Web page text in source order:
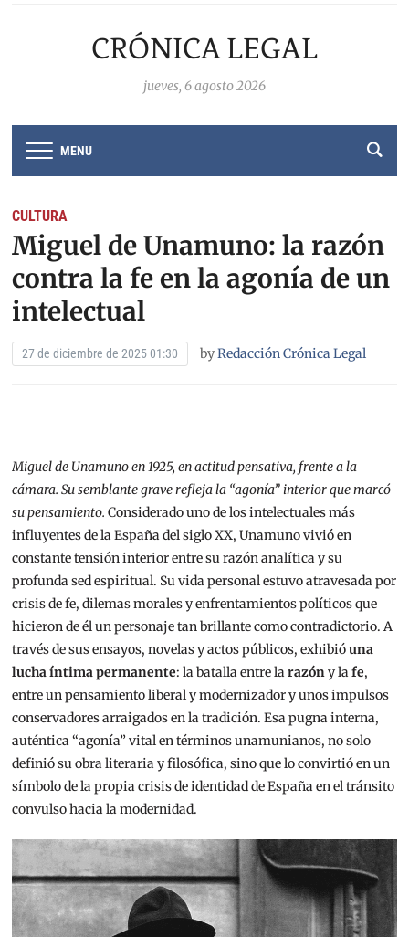
CRÓNICA LEGAL
jueves, 6 agosto 2026
MENU
CULTURA
Miguel de Unamuno: la razón
contra la fe en la agonía de un
intelectual
27 de diciembre de 2025 01:30 byRedacción Crónica Legal
Miguel de Unamuno en 1925, en actitud pensativa, frente a la
cámara. Su semblante grave refleja la “agonía” interior que marcó
su pensamiento. Considerado uno de los intelectuales más
influyentes de la España del siglo XX, Unamuno vivió en
constante tensión interior entre su razón analítica y su
profunda sed espiritual. Su vida personal estuvo atravesada por
crisis de fe, dilemas morales y enfrentamientos políticos que
hicieron de él un personaje tan brillante como contradictorio. A
través de sus ensayos, novelas y actos públicos, exhibióuna
lucha íntima permanente: la batalla entre larazóny lafe,
entre un pensamiento liberal y modernizador y unos impulsos
conservadores arraigados en la tradición. Esa pugna interna,
auténtica “agonía” vital en términos unamunianos, no solo
definió su obra literaria y filosófica, sino que lo convirtió en un
símbolo de la propia crisis de identidad de España en el tránsito
convulso hacia la modernidad.